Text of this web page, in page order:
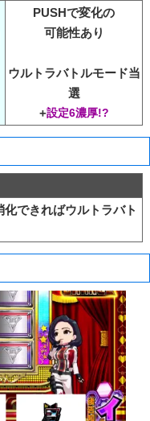
PUSHで変化の
可能性あり
ウルトラバトルモード当
選
+設定6濃厚!?
化できればウルトラバト